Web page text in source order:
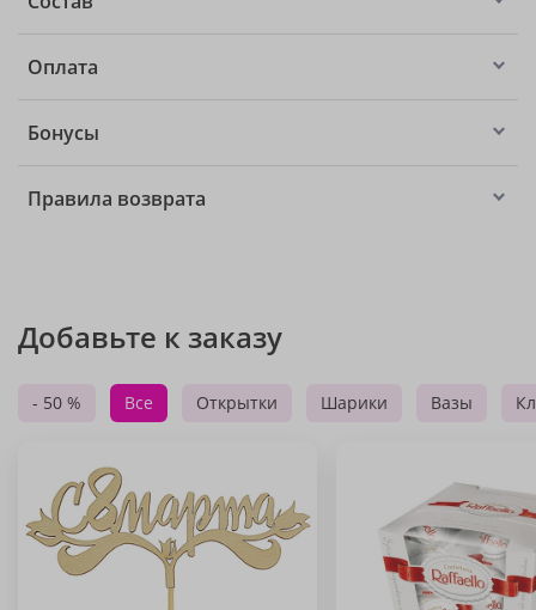
Оплата
Бонусы
Правила возврата
Добавьте к заказу
- 50 % Все Открытки Шарики Вазы